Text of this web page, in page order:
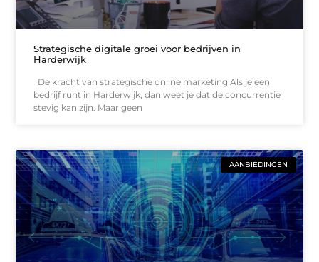
Strategische digitale groei voor bedrijven in
Harderwijk
De kracht van strategische online marketing Als je een
bedrijf runt in Harderwijk, dan weet je dat de concurrentie
stevig kan zijn. Maar geen
AANBIEDINGEN